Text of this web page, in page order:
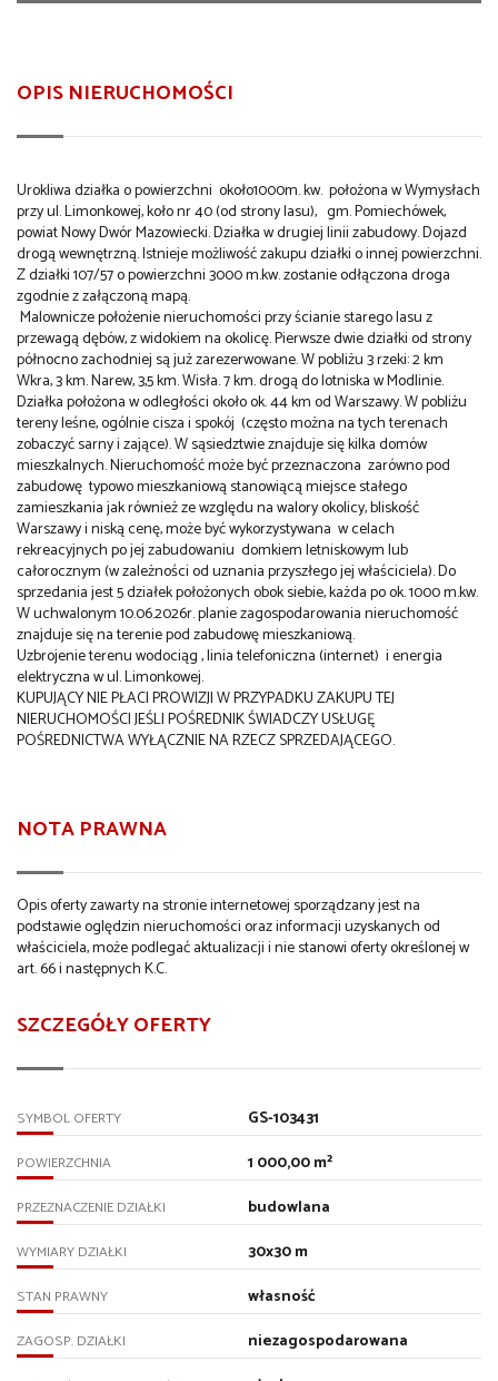
OPIS NIERUCHOMOŚCI
Urokliwa działka o powierzchni około1000m. kw. położona w Wymysłach
przy ul. Limonkowej, koło nr 40 (od strony lasu), gm. Pomiechówek,
powiat Nowy Dwór Mazowiecki. Działka w drugiej linii zabudowy. Dojazd
drogą wewnętrzną. Istnieje możliwość zakupu działki o innej powierzchni.
Z działki 107/57 o powierzchni 3000 m.kw. zostanie odłączona droga
zgodnie z załączoną mapą.
Malownicze położenie nieruchomości przy ścianie starego lasu z
przewagą dębów, z widokiem na okolicę. Pierwsze dwie działki od strony
północno zachodniej są już zarezerwowane. W pobliżu 3 rzeki: 2 km
Wkra, 3 km. Narew, 3,5 km. Wisła. 7 km. drogą do lotniska w Modlinie.
Działka położona w odległości około ok. 44 km od Warszawy. W pobliżu
tereny leśne, ogólnie cisza i spokój (często można na tych terenach
zobaczyć sarny i zające). W sąsiedztwie znajduje się kilka domów
mieszkalnych. Nieruchomość może być przeznaczona zarówno pod
zabudowę typowo mieszkaniową stanowiącą miejsce stałego
zamieszkania jak również ze względu na walory okolicy, bliskość
Warszawy i niską cenę, może być wykorzystywana w celach
rekreacyjnych po jej zabudowaniu domkiem letniskowym lub
całorocznym (w zależności od uznania przyszłego jej właściciela). Do
sprzedania jest 5 działek położonych obok siebie, każda po ok. 1000 m.kw.
W uchwalonym 10.06.2026r. planie zagospodarowania nieruchomość
znajduje się na terenie pod zabudowę mieszkaniową.
Uzbrojenie terenu wodociąg , linia telefoniczna (internet) i energia
elektryczna w ul. Limonkowej.
KUPUJĄCY NIE PŁACI PROWIZJI W PRZYPADKU ZAKUPU TEJ
NIERUCHOMOŚCI JEŚLI POŚREDNIK ŚWIADCZY USŁUGĘ
POŚREDNICTWA WYŁĄCZNIE NA RZECZ SPRZEDAJĄCEGO.
NOTA PRAWNA
Opis oferty zawarty na stronie internetowej sporządzany jest na
podstawie oględzin nieruchomości oraz informacji uzyskanych od
właściciela, może podlegać aktualizacji i nie stanowi oferty określonej w
art. 66 i następnych K.C.
SZCZEGÓŁY OFERTY
SYMBOL OFERTY GS-103431
POWIERZCHNIA 1 000,00 m²
PRZEZNACZENIE DZIAŁKI budowlana
WYMIARY DZIAŁKI 30x30 m
STAN PRAWNY własność
ZAGOSP. DZIAŁKI niezagospodarowana